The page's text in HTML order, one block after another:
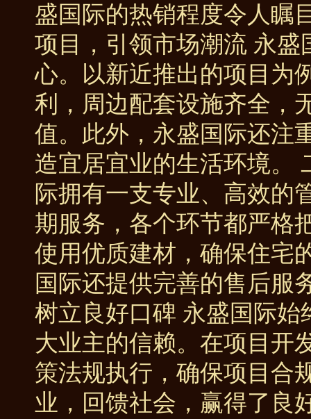
盛国际的热销程度令人瞩
项目，引领市场潮流 永
心。以新近推出的项目为
利，周边配套设施齐全，
值。此外，永盛国际还注
造宜居宜业的生活环境。
际拥有一支专业、高效的
期服务，各个环节都严格
使用优质建材，确保住宅
国际还提供完善的售后服
树立良好口碑 永盛国际
大业主的信赖。在项目开
策法规执行，确保项目合
业，回馈社会，赢得了良